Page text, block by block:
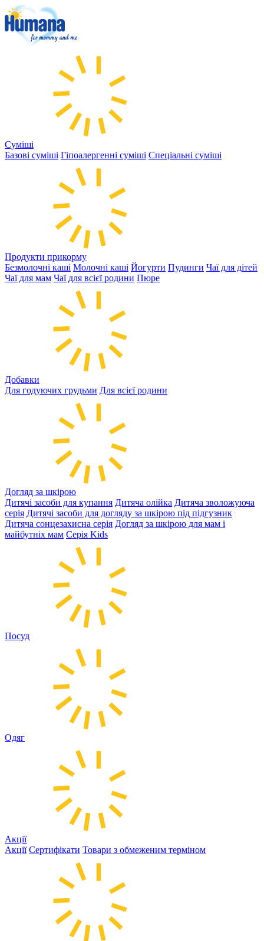
Суміші
Базові суміші Гіпоалергенні суміші Спеціальні суміші
Продукти прикорму
Безмолочні каші Молочні каші Йогурти Пудинги Чаї для дітей
Чаї для мам Чаї для всієї родини Пюре
Добавки
Для годуючих грудьми Для всієї родини
Догляд за шкірою
Дитячі засоби для купання Дитяча олійка Дитяча зволожуюча
серія Дитячі засоби для догляду за шкірою під підгузник
Дитяча сонцезахисна серія Догляд за шкірою для мам і
майбутніх мам Серія Kids
Посуд
Одяг
Акції
Акції Сертифікати Товари з обмеженим терміном